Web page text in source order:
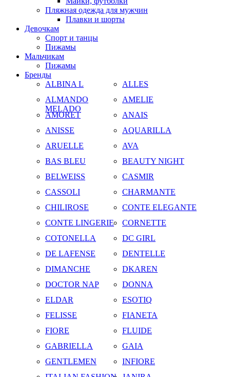
Пляжная одежда для мужчин
Плавки и шорты
Девочкам
Спорт и танцы
Пижамы
Мальчикам
Пижамы
Бренды
ALBINA L
ALLES
ALMANDO
MELADO
AMELIE
AMORET
ANAIS
ANISSE
AQUARILLA
ARUELLE
AVA
BAS BLEU
BEAUTY NIGHT
BELWEISS
CASMIR
CASSOLI
CHARMANTE
CHILIROSE
CONTE ELEGANTE
CONTE LINGERIE
CORNETTE
COTONELLA
DC GIRL
DE LAFENSE
DENTELLE
DIMANCHE
DKAREN
DOCTOR NAP
DONNA
ELDAR
ESOTIQ
FELISSE
FIANETA
FIORE
FLUIDE
GABRIELLA
GAIA
GENTLEMEN
INFIORE